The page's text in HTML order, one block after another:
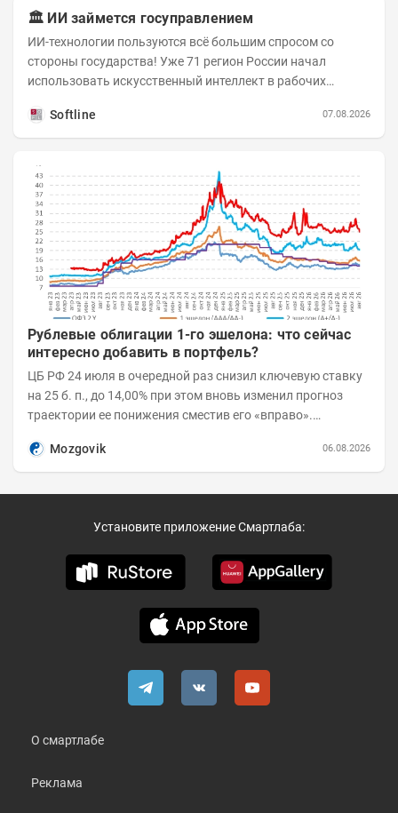
🏛️ ИИ займется госуправлением
ИИ-технологии пользуются всё большим спросом со
стороны государства! Уже 71 регион России начал
использовать искусственный интеллект в рабочих
Softline
07.08.2026
Рублевые облигации 1-го эшелона: что сейчас
интересно добавить в портфель?
ЦБ РФ 24 июля в очередной раз снизил ключевую ставку
на 25 б. п., до 14,00% при этом вновь изменил прогноз
траектории ее понижения сместив его «вправо».
Mozgovik
06.08.2026
Установите приложение Смартлаба:
О смартлабе
Реклама